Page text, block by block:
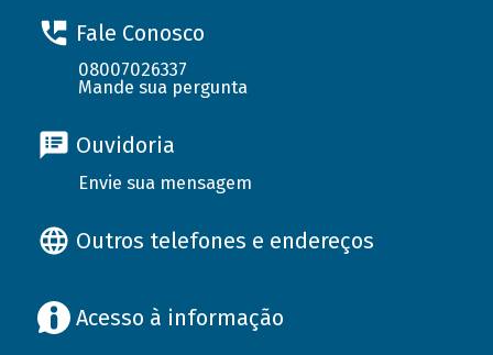
Fale Conosco
08007026337
Mande sua pergunta
Ouvidoria
Envie sua mensagem
Outros telefones e endereços
Acesso à informação